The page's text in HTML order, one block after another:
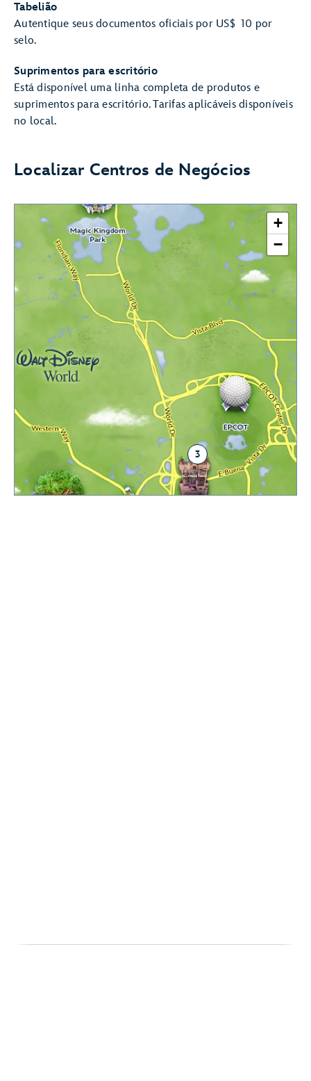
Tabelião
Autentique seus documentos oficiais por US$ 10 por
selo.
Suprimentos para escritório
Está disponível uma linha completa de produtos e
suprimentos para escritório. Tarifas aplicáveis disponíveis
no local.
Localizar Centros de Negócios
3
+
−